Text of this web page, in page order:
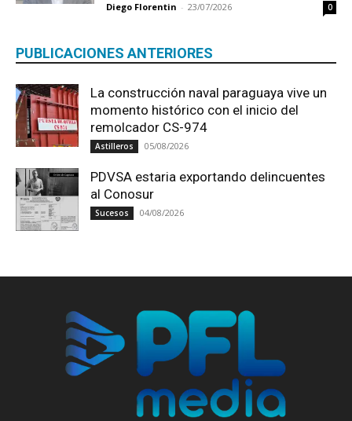
Diego Florentin - 23/07/2026 0
PUBLICACIONES ANTERIORES
La construcción naval paraguaya vive un
momento histórico con el inicio del
remolcador CS-974
Astilleros 05/08/2026
PDVSA estaria exportando delincuentes
al Conosur
Sucesos 04/08/2026